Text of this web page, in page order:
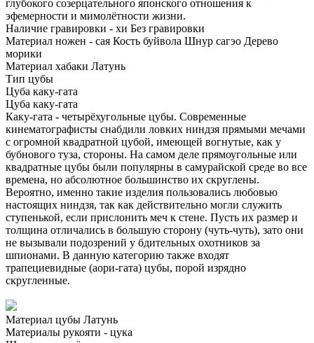
глубокого созерцательного японского отношения к
эфемерности и мимолётности жизни.
Наличие гравировки - хи Без гравировки
Материал ножен - сая Кость буйвола Шнур сагэо Дерево
морики
Материал хабаки Латунь
Тип цубы
Цуба каку-гата
Цуба каку-гата
Каку-гата - четырёхугольные цубы. Современные
кинематографисты снабдили ловких ниндзя прямыми мечами
с огромной квадратной цубой, имеющей вогнутые, как у
бубнового туза, стороны. На самом деле прямоугольные или
квадратные цубы были популярны в самурайской среде во все
времена, но абсолютное большинство их скруглены.
Вероятно, именно такие изделия пользовались любовью
настоящих ниндзя, так как действительно могли служить
ступенькой, если прислонить меч к стене. Пусть их размер и
толщина отличались в большую сторону (чуть-чуть), зато они
не вызывали подозрений у бдительных охотников за
шпионами. В данную категорию также входят
трапециевидные (аори-гата) цубы, порой изрядно
скругленные.
Материал цубы Латунь
Материалы рукояти - цука